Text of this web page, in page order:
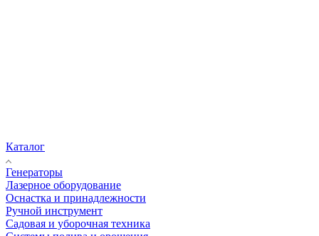
Каталог
Генераторы
Лазерное оборудование
Оснастка и принадлежности
Ручной инструмент
Садовая и уборочная техника